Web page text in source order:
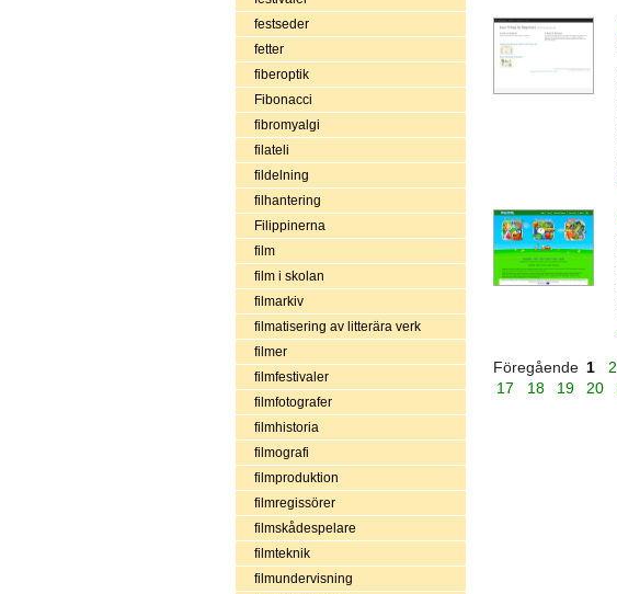
festseder
fetter
fiberoptik
Fibonacci
fibromyalgi
filateli
fildelning
filhantering
Filippinerna
film
film i skolan
filmarkiv
filmatisering av litterära verk
filmer
filmfestivaler
filmfotografer
filmhistoria
filmografi
filmproduktion
filmregissörer
filmskådespelare
filmteknik
filmundervisning
Föregående 1 2
17
18 19 20